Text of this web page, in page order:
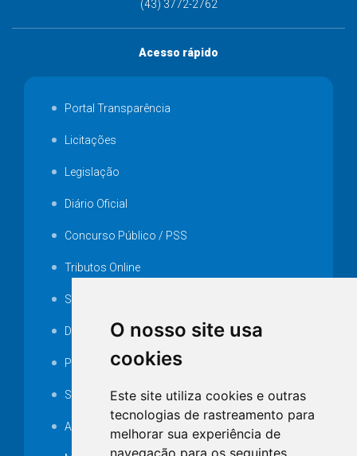
O nosso site usa
cookies
Este site utiliza cookies e outras
tecnologias de rastreamento para
melhorar sua experiência de
navegação para os seguintes
Prefeitura Municipal
Praça Coronel Deolindo, 151 - Centro - São Jerônimo da Serra/PR
Acesso rápido
Concurso Público / PSS